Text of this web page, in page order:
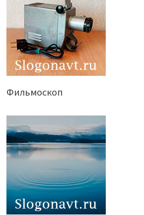
Фильмоскоп